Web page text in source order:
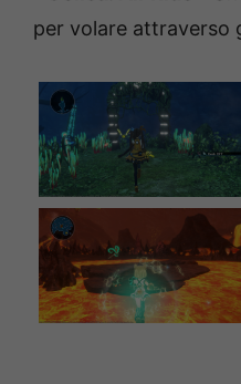
per volare attraverso